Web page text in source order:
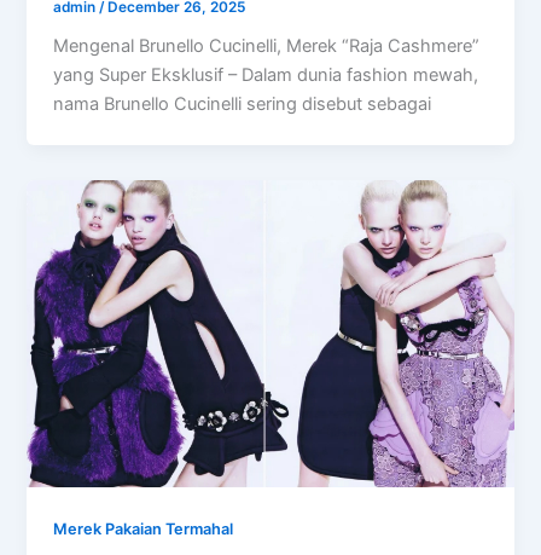
admin /December 26, 2025
Mengenal Brunello Cucinelli, Merek “Raja Cashmere”
yang Super Eksklusif – Dalam dunia fashion mewah,
nama Brunello Cucinelli sering disebut sebagai
Merek Pakaian Termahal